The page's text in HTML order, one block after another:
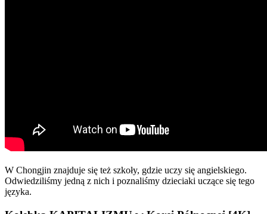
W Chongjin znajduje się też szkoły, gdzie uczy się angielskiego.
Odwiedziliśmy jedną z nich i poznaliśmy dzieciaki uczące się tego
języka.